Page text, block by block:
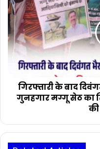
अधिकारी
पर
कब
होगी
कार्रवाई?
के
बाद
दिवंगत
भैराराम
आत्महत्या
कांड
मग्गू
सेठ
मुंडवाकर
गिरफ्तारी के बाद
गुनहगार मग्गू सेठ का